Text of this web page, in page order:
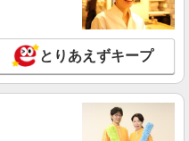
とりあえずキープ